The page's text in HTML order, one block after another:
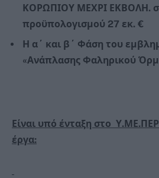
ΚΟΡΩΠΙΟΥ ΜΕΧΡΙ ΕΚΒΟΛΗ.
προϋπολογισμού 27 εκ. €
Η α΄ και β΄ Φάση του
«Ανάπλασης Φαληρικού
Είναι υπό ένταξη στο
έργα: